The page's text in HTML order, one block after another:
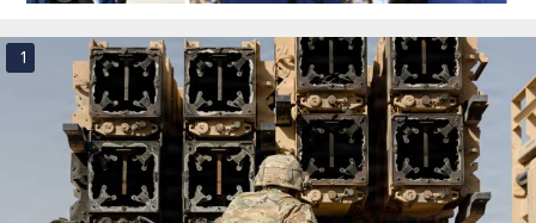
الخاصة بترمب
هرمز الأربعاء.. وهذه أبرز بنوده
1